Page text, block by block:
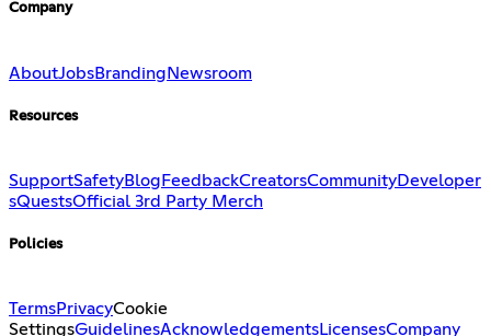
Company
AboutJobsBranding Newsroom
Resources
SupportSafetyBlog FeedbackCreatorsCommunityDeveloper
sQuestsOfficial 3rd Party Merch
Policies
TermsPrivacyCookie
SettingsGuidelinesAcknowledgementsLicensesCompany